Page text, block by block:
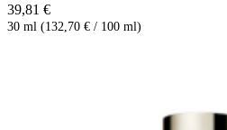
39,81 €
30 ml (132,70 € / 100 ml)